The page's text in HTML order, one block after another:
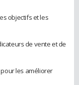
objectifs et les
de vente et de
les améliorer